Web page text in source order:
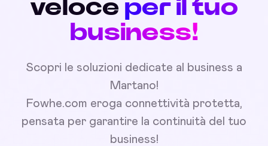
veloce per il tuo
business!
Scopri le soluzioni dedicate al business a
Martano!
Fowhe.com eroga connettività protetta,
pensata per garantire la continuità del tuo
business!